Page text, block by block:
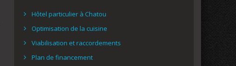
Hôtel particulier à Chatou
Optimisation de la cuisine
Viabilisation et raccordements
Plan de financement